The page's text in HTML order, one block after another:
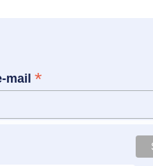
mail *